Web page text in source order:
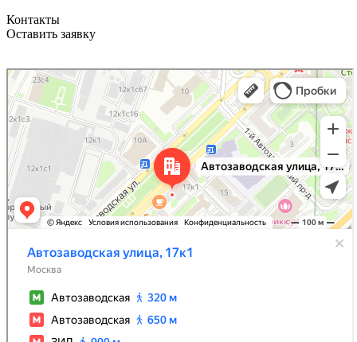
Контакты
Оставить заявку